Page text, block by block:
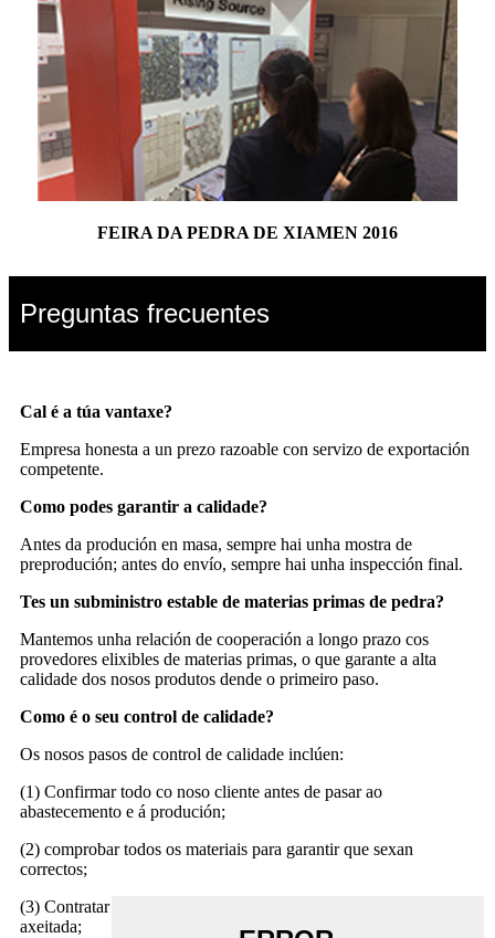
FEIRA DA PEDRA DE XIAMEN 2016
Preguntas frecuentes
Cal é a túa vantaxe?
Empresa honesta a un prezo razoable con servizo de exportación
competente.
Como podes garantir a calidade?
Antes da produción en masa, sempre hai unha mostra de
preprodución; antes do envío, sempre hai unha inspección final.
Tes un subministro estable de materias primas de pedra?
Mantemos unha relación de cooperación a longo prazo cos
provedores elixibles de materias primas, o que garante a alta
calidade dos nosos produtos dende o primeiro paso.
Como é o seu control de calidade?
Os nosos pasos de control de calidade inclúen:
(1) Confirmar todo co noso cliente antes de pasar ao
abastecemento e á produción;
(2) comprobar todos os materiais para garantir que sexan
correctos;
(3) Contratar traballadores con experiencia e darlles a formación
axeitada;